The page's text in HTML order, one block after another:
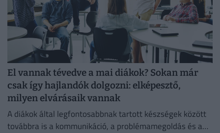
El vannak tévedve a mai diákok? Sokan már
csak így hajlandók dolgozni: elképesztő,
milyen elvárásaik vannak
A diákok által legfontosabbnak tartott készségek között
továbbra is a kommunikáció, a problémamegoldás és a